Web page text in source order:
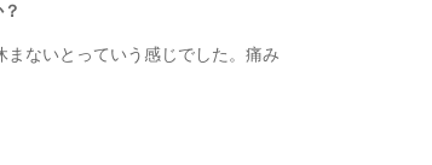
ないとっていう感じでした。痛み